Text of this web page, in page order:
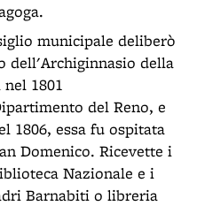
municipale deliberò
dell'Archiginnasio della
1801
del Reno, e
1806, essa fu ospitata
Domenico. Ricevette i
Nazionale e i
Barnabiti o libreria